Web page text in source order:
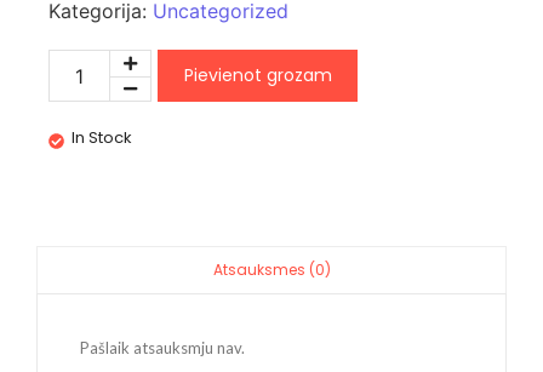
Kategorija: Uncategorized
Pievienot grozam
In Stock
Atsauksmes (0)
Pašlaik atsauksmju nav.